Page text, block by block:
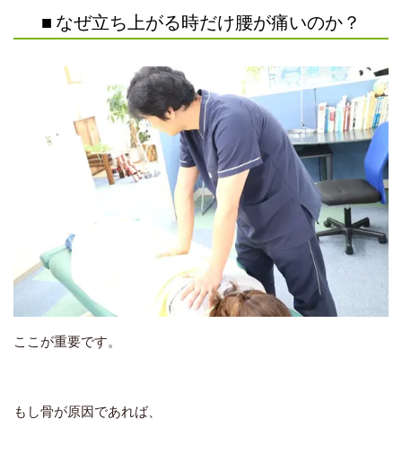
■ なぜ立ち上がる時だけ腰が痛いのか？
ここが重要です。
もし骨が原因であれば、